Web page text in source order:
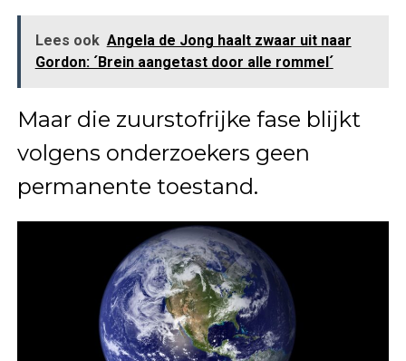
Lees ook Angela de Jong haalt zwaar uit naar
Gordon: ´Brein aangetast door alle rommel´
Maar die zuurstofrijke fase blijkt
volgens onderzoekers geen
permanente toestand.